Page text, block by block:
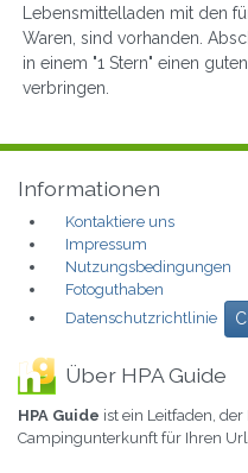
Lebensmittelladen mit den
Waren, sind vorhanden.
in einem "1 Stern" einen guten
verbringen.
Informationen
Kontaktiere uns
Impressum
Nutzungsbedingungen
Fotoguthaben
Datenschutzrichtlinie
Über HPA Guide
HPA Guide ist ein Leitfaden,
Campingunterkunft für Ihren